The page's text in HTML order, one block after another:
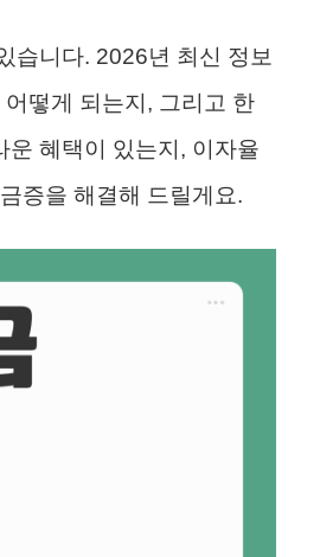
습니다. 2026년 최신 정보
떻게 되는지, 그리고 한
운 혜택이 있는지, 이자율
증을 해결해 드릴게요.